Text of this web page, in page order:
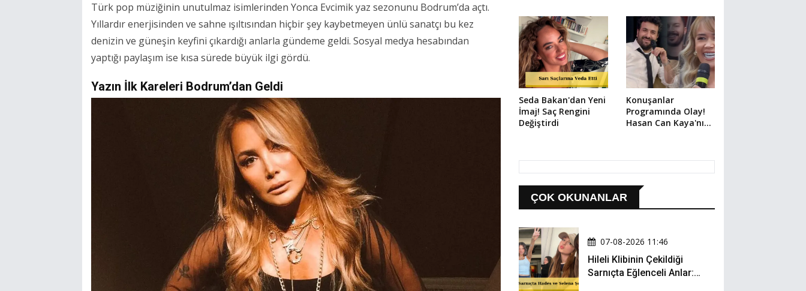
Türk pop müziğinin unutulmaz isimlerinden Yonca Evcimik yaz sezonunu Bodrum’da açtı.
Yıllardır enerjisinden ve sahne ışıltısından hiçbir şey kaybetmeyen ünlü sanatçı bu kez
denizin ve güneşin keyfini çıkardığı anlarla gündeme geldi. Sosyal medya hesabından
yaptığı paylaşım ise kısa sürede büyük ilgi gördü.
Yazın İlk Kareleri Bodrum’dan Geldi
Edildim!"
Seda Bakan'dan Yeni
İmaj! Saç Rengini
Değiştirdi
Konuşanlar
Programında Olay!
Hasan Can Kaya'nın
ÇOK OKUNANLAR
07-08-2026 11:46
Hileli Klibinin Çekildiği
Sarnıçta Eğlenceli Anlar: